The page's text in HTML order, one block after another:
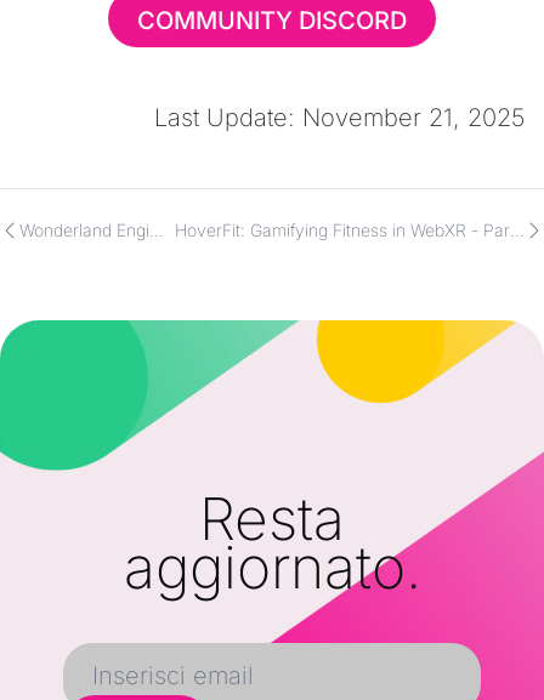
COMMUNITY DISCORD
Last Update: November 21, 2025
Wonderland Engine
HoverFit: Gamifying Fitness in WebXR - Parte
Resta
aggiornato.